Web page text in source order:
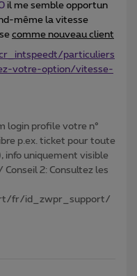
il me semble opportun
même la vitesse
comme nouveau client
particuliers
votre-option/vitesse-
login profile votre n°
p.ex. ticket pour toute
info uniquement visible
2: Consultez les
fr/id_zwpr_support/